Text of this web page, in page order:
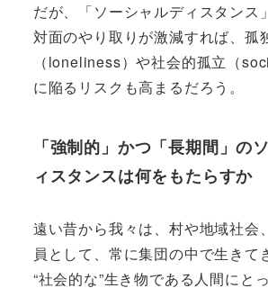
だが、「ソーシャルディスタンス
対面のやり取りが激減すれば、孤
（loneliness）や社会的孤立（
に陥るリスクも高まるだろう。
「強制的」かつ「長期間」の
ィスタンスは何をもたらすか
遠い昔から我々は、村や地域社会
員として、常に集団の中で生きて
“社会的な”生き物である人間にと